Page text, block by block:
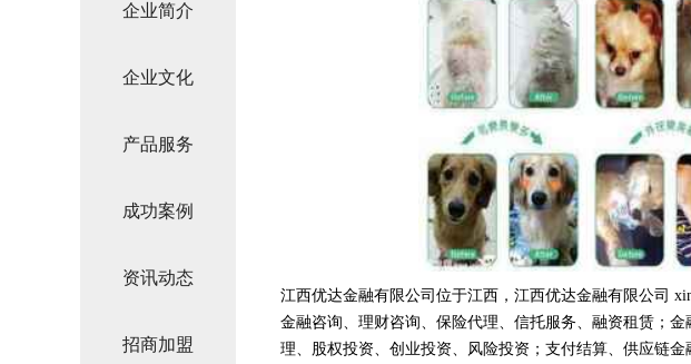
企业简介
企业文化
产品服务
成功案例
资讯动态
招商加盟
江西优达金融有限公司位于江西，江西优达金融有限公司
金融咨询、理财咨询、保险代理、信托服务、融资租赁；
理、股权投资、创业投资、风险投资；支付结算、供应链